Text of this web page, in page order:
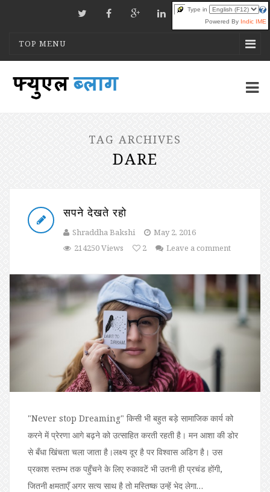
TOP MENU
TAG ARCHIVES
DARE
सपने देखते रहो
Shraddha Bakshi
May 2, 2016
214250 Views
2 Leave a comment
"Never stop Dreaming" किसी भी बहुत बड़े सामाजिक कार्य को
करने में प्रेरणा आगे बढ़ने को उत्साहित करती रहती है। मन आशा की डोर
से बँधा खिंचता चला जाता है।लक्ष्य दूर है पर विश्वास अडिग है। उस
प्रकाश स्तम्भ तक पहुँचने के लिए रुकावटें भी उतनी ही प्रचंड होंगी,
जितनी क्षमताएँ अगर सत्य साथ है तो मस्तिष्क उन्हें भेद लेगा…
Type in
Powered By Indic IME